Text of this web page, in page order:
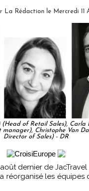
La Rédaction le Mercredi 11
of Retail Sales), Carla
manager), Christophe Van
Director of Sales) - DR
réorganisé les équipes